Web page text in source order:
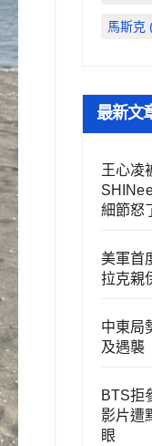
馬斯克
最新文
王心凌
細節怒
美軍首
拉克親
中東局
及遇襲
BTS拒
影片遭
眼